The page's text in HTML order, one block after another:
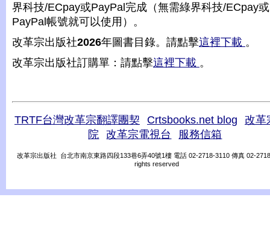
界科技/ECpay或PayPal完成（無需綠界科技/ECpay或
PayPal帳號就可以使用）。
改革宗出版社2026年圖書目錄。請點擊這裡下載 。
改革宗出版社訂購單：請點擊這裡下載 。
TRTF台灣改革宗翻譯團契 Crtsbooks.net blog
改革
院
改革宗電視台 服務信箱
改革宗出版社 台北市南京東路四段133巷6弄40號1樓 電話 02-2718-3110 傳真 02-
rights reserved